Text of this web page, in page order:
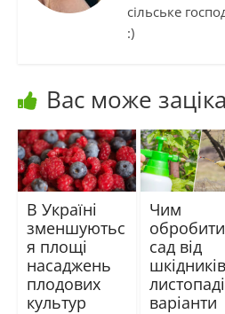
сільське
:)
Вас може
В Україні
зменшуютьс
я площі
насаджень
плодових
культур
Чим
обробити
сад від
варіанти